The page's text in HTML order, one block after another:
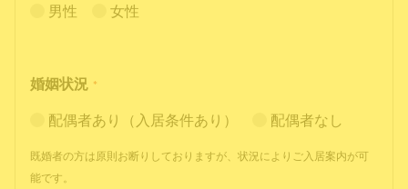
男性 女性
婚姻状況 *
配偶者あり（入居条件あり） 配偶者なし
既婚者の方は原則お断りしておりますが、状況によりご入居案内が可
能です。